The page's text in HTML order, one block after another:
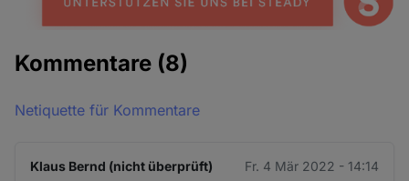
Kommentare (8)
Netiquette für Kommentare
Klaus Bernd (nicht überprüft) Fr. 4 Mär 2022 - 14:14